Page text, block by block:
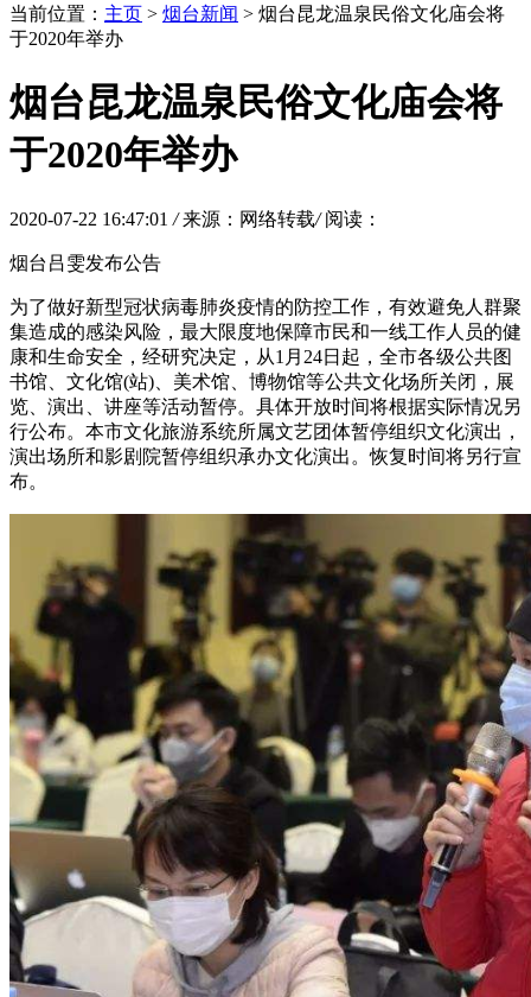
当前位置： 主页 > 烟台新闻 > 烟台昆龙温泉民俗文化庙会将
于2020年举办
烟台昆龙温泉民俗文化庙会将
于2020年举办
2020-07-22 16:47:01 / 来源：网络转载/ 阅读：
烟台吕雯发布公告
为了做好新型冠状病毒肺炎疫情的防控工作，有效避免人群聚
集造成的感染风险，最大限度地保障市民和一线工作人员的健
康和生命安全，经研究决定，从1月24日起，全市各级公共图
书馆、文化馆(站)、美术馆、博物馆等公共文化场所关闭，展
览、演出、讲座等活动暂停。具体开放时间将根据实际情况另
行公布。本市文化旅游系统所属文艺团体暂停组织文化演出，
演出场所和影剧院暂停组织承办文化演出。恢复时间将另行宣
布。